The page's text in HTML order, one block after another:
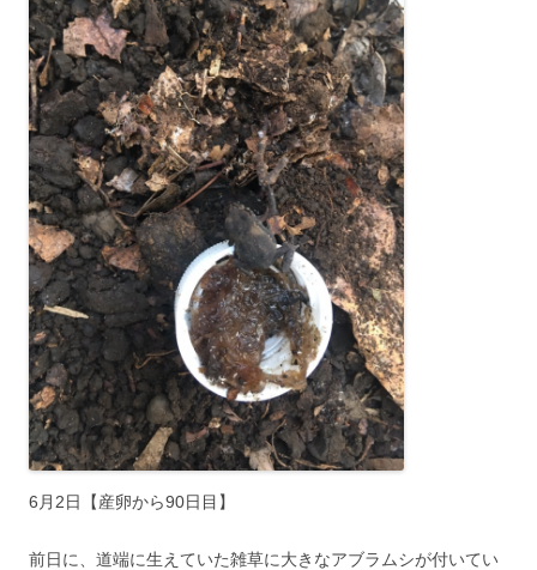
6月2日【産卵から90日目】
前日に、道端に生えていた雑草に大きなアブラムシが付いてい